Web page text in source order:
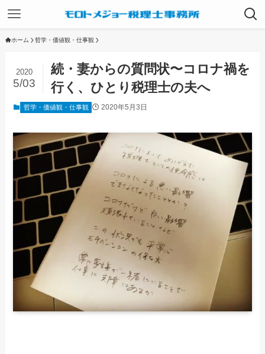
ホーム 哲学・価値観・仕事観
続・妻からの質問状〜コロナ禍を
行く、ひとり税理士の夫へ
2020
5/03
哲学・価値観・仕事観 2020年5月3日